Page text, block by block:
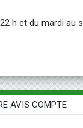
h et du mardi au
AVIS COMPTE